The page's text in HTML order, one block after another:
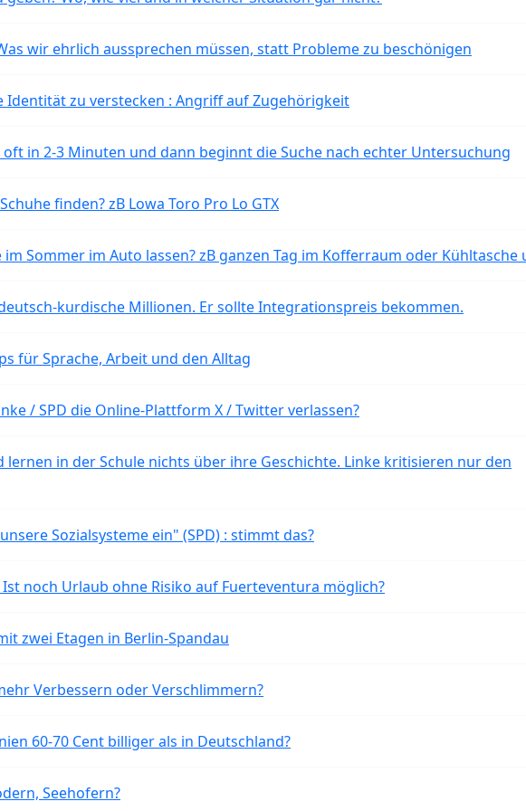
wir ehrlich aussprechen müssen, statt Probleme zu beschönigen
Identität zu verstecken : Angriff auf Zugehörigkeit
in 2-3 Minuten und dann beginnt die Suche nach echter Untersuchung
finden? zB Lowa Toro Pro Lo GTX
Sommer im Auto lassen? zB ganzen Tag im Kofferraum oder Kühltasche
kurdische Millionen. Er sollte Integrationspreis bekommen.
für Sprache, Arbeit und den Alltag
/ SPD die Online-Plattform X / Twitter verlassen?
lernen in der Schule nichts über ihre Geschichte. Linke kritisieren nur den
Sozialsysteme ein" (SPD) : stimmt das?
noch Urlaub ohne Risiko auf Fuerteventura möglich?
zwei Etagen in Berlin-Spandau
Verbessern oder Verschlimmern?
60-70 Cent billiger als in Deutschland?
Seehofern?